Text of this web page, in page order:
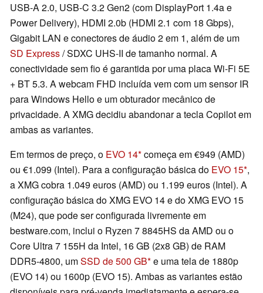
USB-A 2.0, USB-C 3.2 Gen2 (com DisplayPort 1.4a e
Power Delivery), HDMI 2.0b (HDMI 2.1 com 18 Gbps),
Gigabit LAN e conectores de áudio 2 em 1, além de um
SD Express/ SDXC UHS-II de tamanho normal. A
conectividade sem fio é garantida por uma placa Wi-Fi 5E
+ BT 5.3. A webcam FHD incluída vem com um sensor IR
para Windows Hello e um obturador mecânico de
privacidade. A XMG decidiu abandonar a tecla Copilot em
ambas as variantes.
Em termos de preço, o EVO 14 começa em €949 (AMD)
ou €1.099 (Intel). Para a configuração básica do EVO 15 ,
a XMG cobra 1.049 euros (AMD) ou 1.199 euros (Intel). A
configuração básica do XMG EVO 14 e do XMG EVO 15
(M24), que pode ser configurada livremente em
bestware.com, inclui o Ryzen 7 8845HS da AMD ou o
Core Ultra 7 155H da Intel, 16 GB (2x8 GB) de RAM
DDR5-4800, umSSD de 500 GB e uma tela de 1880p
(EVO 14) ou 1600p (EVO 15). Ambas as variantes estão